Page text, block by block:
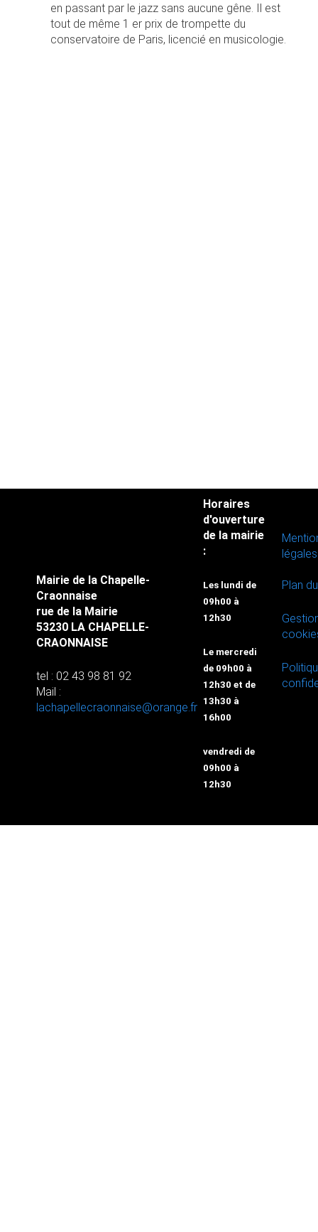
en passant par le jazz sans aucune gêne. Il est
tout de même 1 er prix de trompette du
conservatoire de Paris, licencié en musicologie.
Mairie de la Chapelle-
Craonnaise
rue de la Mairie
53230 LA CHAPELLE-
CRAONNAISE
tel : 02 43 98 81 92
Mail :
lachapellecraonnaise@orange.fr
Horaires
d'ouverture
de la mairie
:
Les lundi de
09h00 à
12h30
Le mercredi
de 09h00 à
12h30 et de
13h30 à
16h00
vendredi de
09h00 à
12h30
légales
Plan